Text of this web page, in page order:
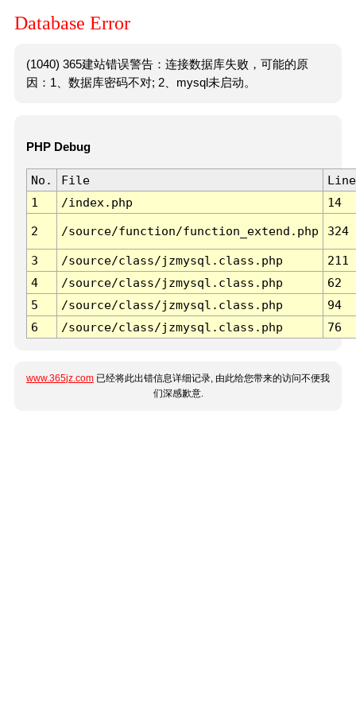
Database Error
(1040) 365建站错误警告：连接数据库失败，可能的原
因：1、数据库密码不对; 2、mysql未启动。
PHP Debug
No. File
Line
1
/index.php 14
2 /source/function/function_extend.php 324
3 /source/class/jzmysql.class.php
211
4
/source/class/jzmysql.class.php
62
5
/source/class/jzmysql.class.php
94
6
/source/class/jzmysql.class.php 76
www.365jz.com 已经将此出错信息详细记录, 由此给您带来的访问不便我
们深感歉意.